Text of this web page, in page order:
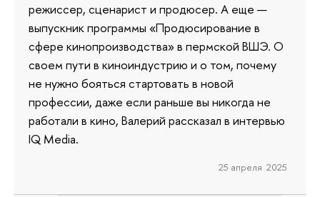
режиссер, сценарист и продюсер. А еще —
выпускник программы «Продюсирование в
сфере кинопроизводства» в пермской ВШЭ. О
своем пути в киноиндустрию и о том, почему
не нужно бояться стартовать в новой
профессии, даже если раньше вы никогда не
работали в кино, Валерий рассказал в интервью
IQ Media.
25 апреля 2025